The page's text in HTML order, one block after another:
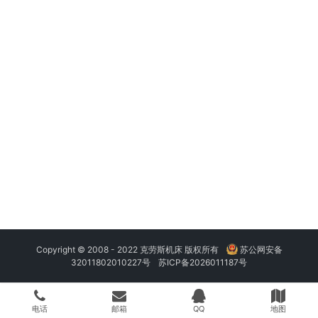
Copyright © 2008 - 2022 克劳斯机床 版权所有
苏公网安备
32011802010227号
苏ICP备2026011187号
电话 邮箱 QQ 地图